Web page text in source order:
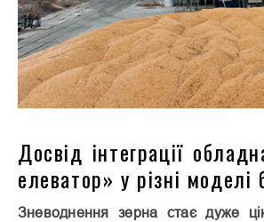
Досвід інтеграції
елеватор» у різні моделі
Зневоднення зерна стає дуже